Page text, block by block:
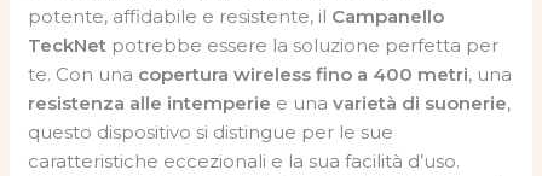
potente, affidabile e resistente, il Campanello
TeckNet potrebbe essere la soluzione perfetta per
te. Con una copertura wireless fino a 400 metri, una
resistenza alle intemperie e unavarietà di suonerie,
questo dispositivo si distingue per le sue
caratteristiche eccezionali e la sua facilità d’uso.